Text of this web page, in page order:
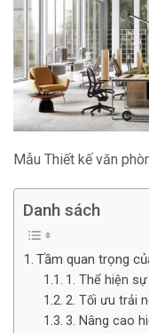
Mẫu Thiết kế văn
Danh sách
Tầm quan trọng
1. Thể hiện
2. Tối ưu trải
3. Nâng cao